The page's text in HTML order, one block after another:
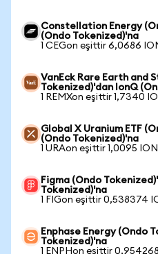
Constellation Energy
(Ondo Tokenized)'na
1 CEGon eşittir 6,0686
VanEck Rare Earth and
Tokenized)'dan IonQ
1 REMXon eşittir 1,7340
Global X Uranium ETF
(Ondo Tokenized)'na
1 URAon eşittir 1,0095
Figma (Ondo
Tokenized)'na
1 FIGon eşittir 0,538374
Enphase Energy (Ondo
Tokenized)'na
1 ENPHon eşittir